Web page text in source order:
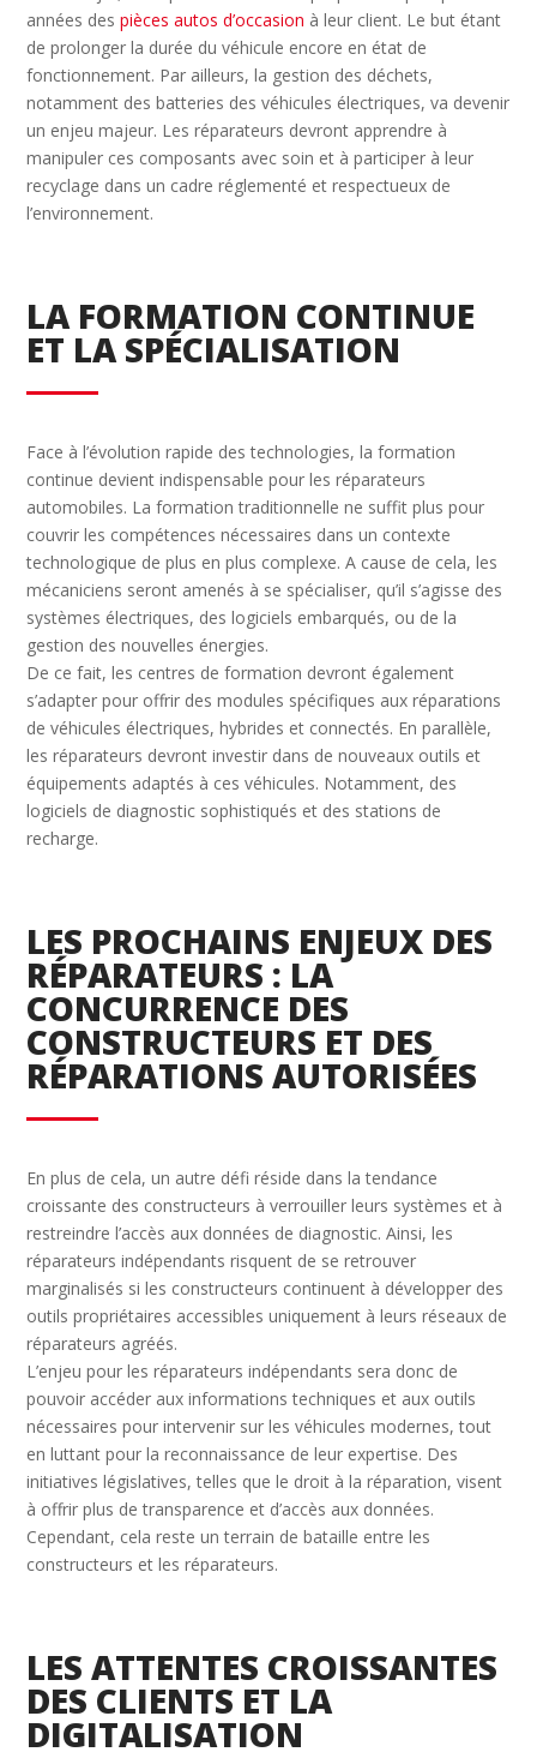
années despièces autos d’occasion à leur client. Le but étant
de prolonger la durée du véhicule encore en état de
fonctionnement. Par ailleurs, la gestion des déchets,
notamment des batteries des véhicules électriques, va devenir
un enjeu majeur. Les réparateurs devront apprendre à
manipuler ces composants avec soin et à participer à leur
recyclage dans un cadre réglementé et respectueux de
l’environnement.
LA FORMATION CONTINUE
ET LA SPÉCIALISATION
Face à l’évolution rapide des technologies, la formation
continue devient indispensable pour les réparateurs
automobiles. La formation traditionnelle ne suffit plus pour
couvrir les compétences nécessaires dans un contexte
technologique de plus en plus complexe. A cause de cela, les
mécaniciens seront amenés à se spécialiser, qu’il s’agisse des
systèmes électriques, des logiciels embarqués, ou de la
gestion des nouvelles énergies.
De ce fait, les centres de formation devront également
s’adapter pour offrir des modules spécifiques aux réparations
de véhicules électriques, hybrides et connectés. En parallèle,
les réparateurs devront investir dans de nouveaux outils et
équipements adaptés à ces véhicules. Notamment, des
logiciels de diagnostic sophistiqués et des stations de
recharge.
LES PROCHAINS ENJEUX DES
RÉPARATEURS : LA
CONCURRENCE DES
CONSTRUCTEURS ET DES
RÉPARATIONS AUTORISÉES
En plus de cela, un autre défi réside dans la tendance
croissante des constructeurs à verrouiller leurs systèmes et à
restreindre l’accès aux données de diagnostic. Ainsi, les
réparateurs indépendants risquent de se retrouver
marginalisés si les constructeurs continuent à développer des
outils propriétaires accessibles uniquement à leurs réseaux de
réparateurs agréés.
L’enjeu pour les réparateurs indépendants sera donc de
pouvoir accéder aux informations techniques et aux outils
nécessaires pour intervenir sur les véhicules modernes, tout
en luttant pour la reconnaissance de leur expertise. Des
initiatives législatives, telles que le droit à la réparation, visent
à offrir plus de transparence et d’accès aux données.
Cependant, cela reste un terrain de bataille entre les
constructeurs et les réparateurs.
LES ATTENTES CROISSANTES
DES CLIENTS ET LA
DIGITALISATION